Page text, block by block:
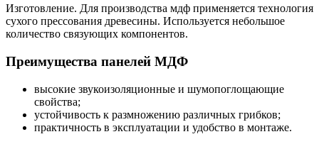
Изготовление. Для производства мдф применяется технология
сухого прессования древесины. Используется небольшое
количество связующих компонентов.
Преимущества панелей МДФ
высокие звукоизоляционные и шумопоглощающие
свойства;
устойчивость к размножению различных грибков;
практичность в эксплуатации и удобство в монтаже.